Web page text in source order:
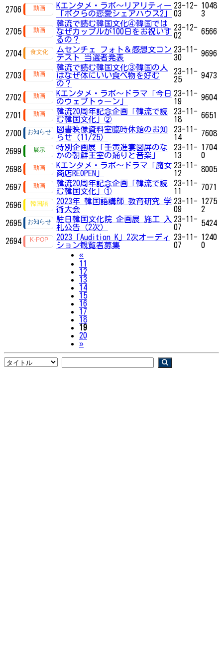
2706
Kエンタメ・ラボ～リアリティー
「ボクらの恋愛シェアハウス2」
23-12-
03
1048
3
2705
韓流で読む韓国文化④韓国では
なぜカップルが100日をお祝いす
るの？
23-12-
02
6566
2704
ムセンチェ フォト＆感想文コン
テスト 当選者発表
23-11-
30
9696
2703
韓流で読む韓国文化③韓国の人
はなぜ体にいい食べ物を好む
の？
23-11-
25
9473
2702
Kエンタメ・ラボ～ドラマ「今日
のウェブトゥーン」
23-11-
19
9604
2701
韓流20周年記念企画「韓流で読
む韓国文化」②
23-11-
18
6651
2700
図書映像資料室臨時休館のお知
らせ（11/25）
23-11-
14
7608
2699
特別企画展「壬寅進宴図屏のな
かの朝鮮王室の踊りと音楽」
23-11-
13
1704
0
2698
Kエンタメ・ラボ～ドラマ「魔女
商店REOPEN」
23-11-
12
8005
2697
韓流20周年記念企画「韓流で読
む韓国文化」①
23-11-
11
7071
2696
2023年 韓国語講師 教育研究 学
術大会
23-11-
09
1275
2
2695
駐日韓国文化院 企画展 施工 入
札公告（2次）
23-11-
07
5424
2694
2023「Audition K」2次オーディ
ション観覧者募集
23-11-
07
1240
0
«Previous
11
12
13
14
15
16
17
18
19
20
»Next